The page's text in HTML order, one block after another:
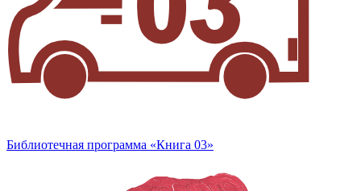
Библиотечная программа «Книга 03»